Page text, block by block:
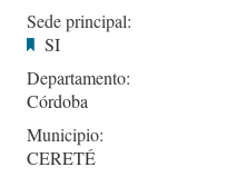
Sede principal:
SI
Departamento:
Córdoba
Municipio:
CERETÉ